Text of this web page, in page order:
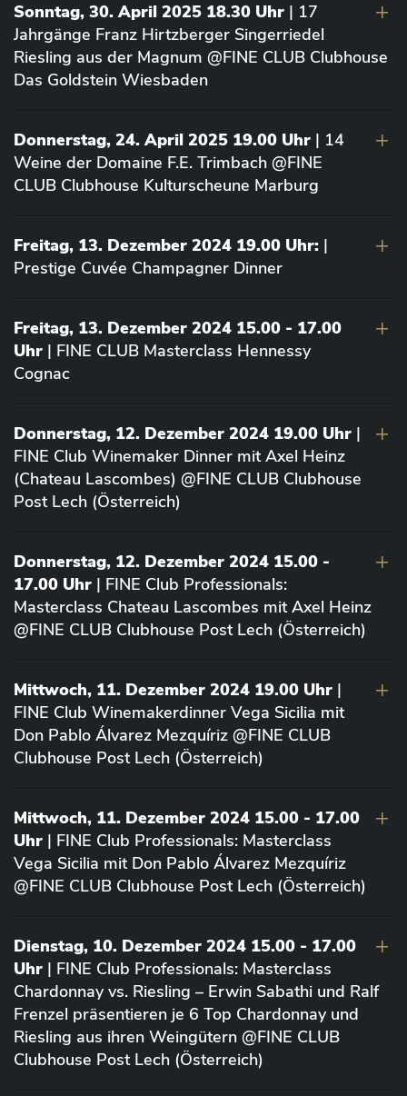
Sonntag, 30. April 2025 18.30 Uhr | 17
Jahrgänge Franz Hirtzberger Singerriedel
Riesling aus der Magnum @FINE CLUB Clubhouse
Das Goldstein Wiesbaden
Donnerstag, 24. April 2025 19.00 Uhr | 14
Weine der Domaine F.E. Trimbach @FINE
CLUB Clubhouse Kulturscheune Marburg
Freitag, 13. Dezember 2024 19.00 Uhr: |
Prestige Cuvée Champagner Dinner
Freitag, 13. Dezember 2024 15.00 - 17.00
Uhr | FINE CLUB Masterclass Hennessy
Cognac
Donnerstag, 12. Dezember 2024 19.00 Uhr |
FINE Club Winemaker Dinner mit Axel Heinz
(Chateau Lascombes) @FINE CLUB Clubhouse
Post Lech (Österreich)
Donnerstag, 12. Dezember 2024 15.00 -
17.00 Uhr | FINE Club Professionals:
Masterclass Chateau Lascombes mit Axel Heinz
@FINE CLUB Clubhouse Post Lech (Österreich)
Mittwoch, 11. Dezember 2024 19.00 Uhr |
FINE Club Winemakerdinner Vega Sicilia mit
Don Pablo Álvarez Mezquíriz @FINE CLUB
Clubhouse Post Lech (Österreich)
Mittwoch, 11. Dezember 2024 15.00 - 17.00
Uhr | FINE Club Professionals: Masterclass
Vega Sicilia mit Don Pablo Álvarez Mezquíriz
@FINE CLUB Clubhouse Post Lech (Österreich)
Dienstag, 10. Dezember 2024 15.00 - 17.00
Uhr | FINE Club Professionals: Masterclass
Chardonnay vs. Riesling – Erwin Sabathi und Ralf
Frenzel präsentieren je 6 Top Chardonnay und
Riesling aus ihren Weingütern @FINE CLUB
Clubhouse Post Lech (Österreich)